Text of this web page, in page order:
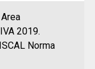
2019.
Norma